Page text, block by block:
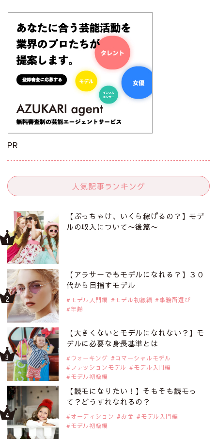
PR
人気記事ランキング
【ぶっちゃけ、いくら稼げるの？】モデ
ルの収入について〜後篇〜
【アラサーでもモデルになれる？】３０
代から目指すモデル
モデル入門編 モデル初級編
事務所選び
年齢
【大きくないとモデルになれない？】モ
デルに必要な身長基準とは
ウォーキング
コマーシャルモデル
ファッションモデル
モデル入門編
モデル初級編
【読モになりたい！】そもそも読モっ
て？どうすれなれるの？
オーディション お金
モデル入門編
モデル初級編